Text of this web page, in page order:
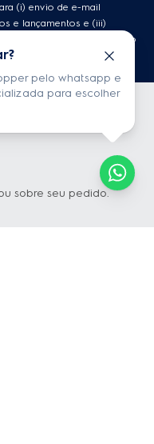
pelo whatsapp e
para escolher
(i) envio de e-mail
e lançamentos e (iii)
como habilitação
sobre seu pedido.